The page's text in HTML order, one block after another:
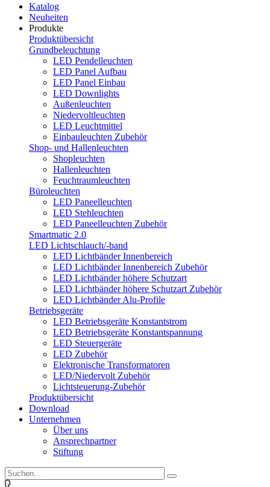
Katalog
Neuheiten
Produkte
Produktübersicht
Grundbeleuchtung
LED Pendelleuchten
LED Panel Aufbau
LED Panel Einbau
LED Downlights
Außenleuchten
Niedervoltleuchten
LED Leuchtmittel
Einbauleuchten Zubehör
Shop- und Hallenleuchten
Shopleuchten
Hallenleuchten
Feuchtraumleuchten
Büroleuchten
LED Paneelleuchten
LED Stehleuchten
LED Paneelleuchten Zubehör
Smartmatic 2.0
LED Lichtschlauch/-band
LED Lichtbänder Innenbereich
LED Lichtbänder Innenbereich Zubehör
LED Lichtbänder höhere Schutzart
LED Lichtbänder höhere Schutzart Zubehör
LED Lichtbänder Alu-Profile
Betriebsgeräte
LED Betriebsgeräte Konstantstrom
LED Betriebsgeräte Konstantspannung
LED Steuergeräte
LED Zubehör
Elektronische Transformatoren
LED/Niedervolt Zubehör
Lichtsteuerung-Zubehör
Produktübersicht
Download
Unternehmen
Über uns
Ansprechpartner
Stiftung